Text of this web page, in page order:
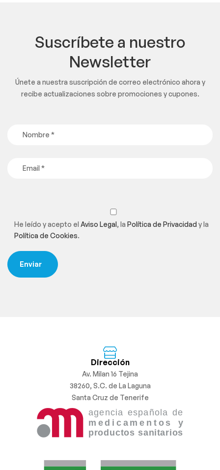
Suscríbete a nuestro
Newsletter
Únete a nuestra suscripción de correo electrónico ahora y
recibe actualizaciones sobre promociones y cupones.
He leído y acepto el Aviso Legal, la Política de Privacidady la
Política de Cookies.
Dirección
Av. Milan 16 Tejina
38260, S.C. de La Laguna
Santa Cruz de Tenerife